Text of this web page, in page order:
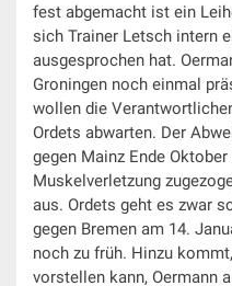
fest abgemacht ist ein
sich Trainer Letsch intern
ausgesprochen hat.
Groningen noch einmal
wollen die
Ordets abwarten. Der
gegen Mainz Ende
Muskelverletzung
aus. Ordets geht es zwar
gegen Bremen am 14.
noch zu früh. Hinzu
vorstellen kann, Oermann